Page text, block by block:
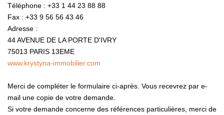
NOTRE AGENCE
OUTILS
Téléphone : +33 1 44 23 88 88
Fax : +33 9 56 56 43 46
Adresse :
44 AVENUE DE LA PORTE D'IVRY
75013 PARIS 13EME
www.krystyna-immobilier.com
Merci de compléter le formulaire ci-après. Vous recevrez par e-
mail une copie de votre demande.
Si votre demande concerne des références particulières, merci de